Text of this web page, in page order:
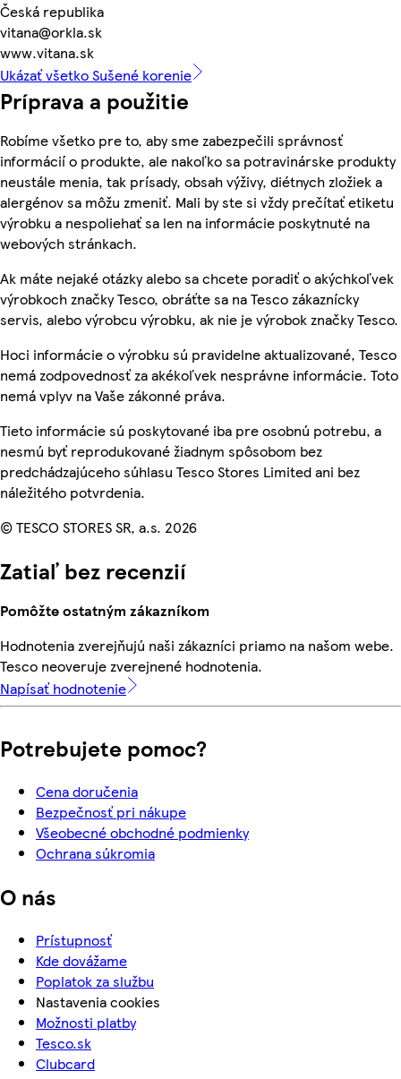
Česká republika
vitana@orkla.sk
www.vitana.sk
Ukázať všetko Sušené korenie
Príprava a použitie
Robíme všetko pre to, aby sme zabezpečili správnosť
informácií o produkte, ale nakoľko sa potravinárske produkty
neustále menia, tak prísady, obsah výživy, diétnych zložiek a
alergénov sa môžu zmeniť. Mali by ste si vždy prečítať etiketu
výrobku a nespoliehať sa len na informácie poskytnuté na
webových stránkach.
Ak máte nejaké otázky alebo sa chcete poradiť o akýchkoľvek
výrobkoch značky Tesco, obráťte sa na Tesco zákaznícky
servis, alebo výrobcu výrobku, ak nie je výrobok značky Tesco.
Hoci informácie o výrobku sú pravidelne aktualizované, Tesco
nemá zodpovednosť za akékoľvek nesprávne informácie. Toto
nemá vplyv na Vaše zákonné práva.
Tieto informácie sú poskytované iba pre osobnú potrebu, a
nesmú byť reprodukované žiadnym spôsobom bez
predchádzajúceho súhlasu Tesco Stores Limited ani bez
náležitého potvrdenia.
© TESCO STORES SR, a.s. 2026
Zatiaľ bez recenzií
Pomôžte ostatným zákazníkom
Hodnotenia zverejňujú naši zákazníci priamo na našom webe.
Tesco neoveruje zverejnené hodnotenia.
Napísať hodnotenie
Potrebujete pomoc?
Cena doručenia
Bezpečnosť pri nákupe
Všeobecné obchodné podmienky
Ochrana súkromia
O nás
Prístupnosť
Kde dovážame
Poplatok za službu
Nastavenia cookies
Možnosti platby
Tesco.sk
Clubcard